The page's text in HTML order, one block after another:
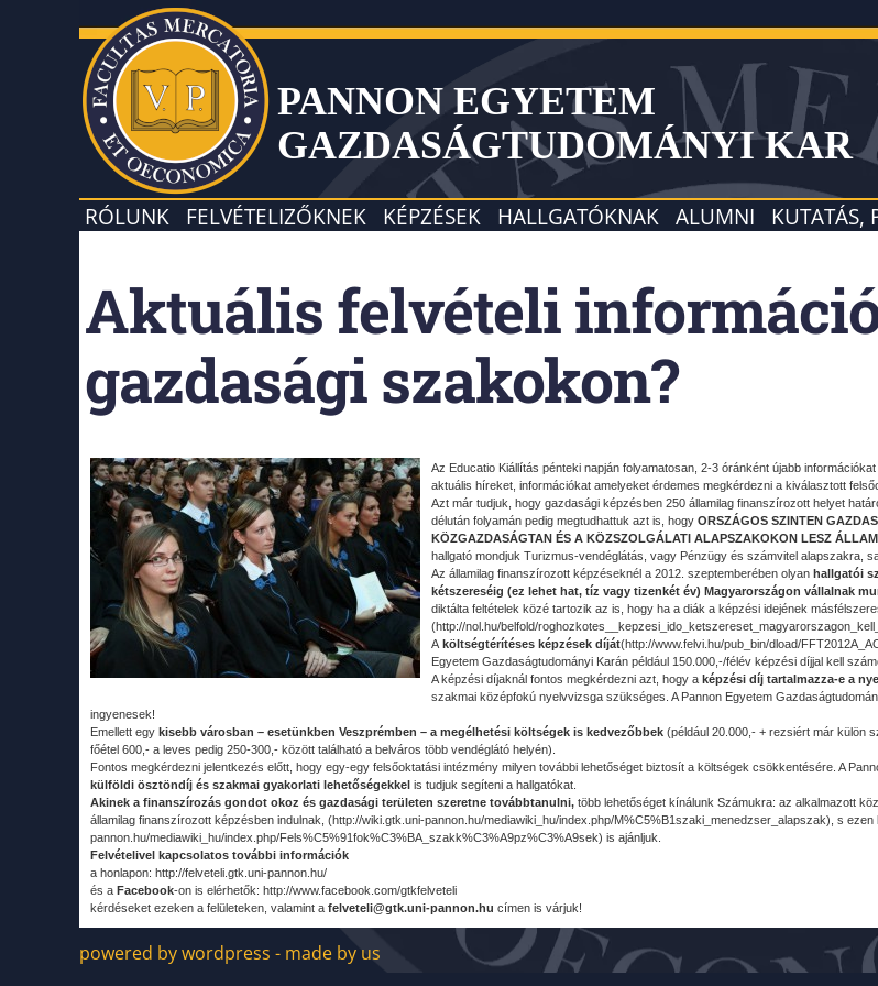
PANNON EGYETEM
GAZDASÁGTUDOMÁNYI KAR
RÓLUNK FELVÉTELIZŐKNEK KÉPZÉSEK HALLGATÓKNAK ALUMNI KUTATÁS,
Aktuális felvételi
gazdasági szakokon?
Az Educatio Kiállítás pénteki napján folyamatosan, 2-3 óránként újabb
aktuális híreket, információkat amelyeket érdemes megkérdezni a kiválasztott
Azt már tudjuk, hogy gazdasági képzésben 250 államilag finanszírozott helyet
délután folyamán pedig megtudhattuk azt is, hogy ORSZÁGOS SZINTEN
KÖZGAZDASÁGTAN ÉS A KÖZSZOLGÁLATI ALAPSZAKOKON LESZ
hallgató mondjuk Turizmus-vendéglátás, vagy Pénzügy és számvitel alapszakra,
Az államilag finanszírozott képzéseknél a 2012. szeptemberében olyan hallgatói
kétszereséig (ez lehet hat, tíz vagy tizenkét év) Magyarországon vállalnak
diktálta feltételek közé tartozik az is, hogy ha a diák a képzési idejének
(http://nol.hu/belfold/
A költségtérítéses képzések díját(http://www.felvi.hu/pub_bin/dload/
Egyetem Gazdaságtudományi Karán például 150.000,-/félév képzési díjjal kell
A képzési díjaknál fontos megkérdezni azt, hogy a képzési díj tartalmazza-e a
szakmai középfokú nyelvvizsga szükséges. A Pannon Egyetem
ingyenesek!
Emellett egy kisebb városban – esetünkben Veszprémben – a megélhetési költségek is kedvezőbbek (például 20.000,- + rezsiért már külön
főétel 600,- a leves pedig 250-300,- között található a belváros több vendéglátó helyén).
Fontos megkérdezni jelentkezés előtt, hogy egy-egy felsőoktatási intézmény milyen további lehetőséget biztosít a költségek csökkentésére. A
külföldi ösztöndíj és szakmai gyakorlati lehetőségekkel is tudjuk segíteni a hallgatókat.
Akinek a finanszírozás gondot okoz és gazdasági területen szeretne továbbtanulni, több lehetőséget kínálunk Számukra: az alkalmazott
államilag finanszírozott képzésben indulnak, (http://wiki.gtk.uni-pannon.hu/mediawiki_hu/index.php/M%C5%B1szaki_menedzser_alapszak), s
pannon.hu/mediawiki_hu/index.php/Fels%C5%91fok%C3%BA_szakk%C3%A9pz%C3%A9sek) is ajánljuk.
Felvételivel kapcsolatos további információk
a honlapon: http://felveteli.gtk.uni-pannon.hu/
és a Facebook-on is elérhetők: http://www.facebook.com/gtkfelveteli
kérdéseket ezeken a felületeken, valamint a felveteli@gtk.uni-pannon.hu címen is várjuk!
powered by wordpress - made by us